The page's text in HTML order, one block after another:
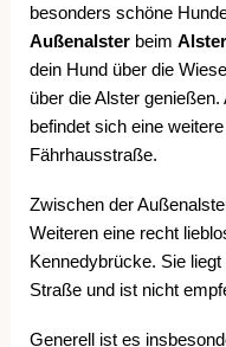
besonders schöne
Außenalsterbeim
dein Hund über die
über die Alster
befindet sich eine
Fährhausstraße.
Zwischen der
Weiteren eine recht
Kennedybrücke. Sie
Straße und ist nicht
Generell ist es